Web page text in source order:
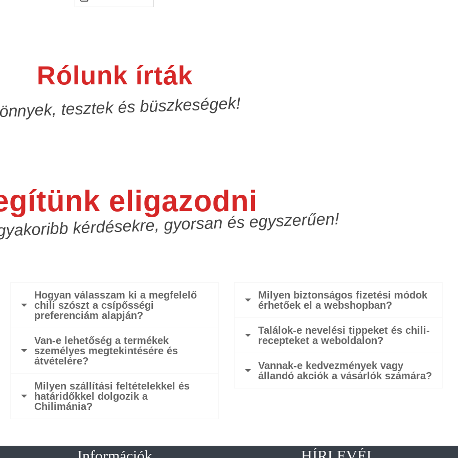
Rólunk írták
tesztek és büszkeségek!
eligazodni
kérdésekre, gyorsan és egyszerűen!
Hogyan válasszam ki a megfelelő
chili szószt a csípősségi
preferenciám alapján?
Van-e lehetőség a termékek
személyes megtekintésére és
átvételére?
Milyen szállítási feltételekkel és
határidőkkel dolgozik a
Chilimánia?
Milyen biztonságos fizetési módok
érhetőek el a webshopban?
Találok-e nevelési tippeket és chili-
recepteket a weboldalon?
Vannak-e kedvezmények vagy
állandó akciók a vásárlók számára?